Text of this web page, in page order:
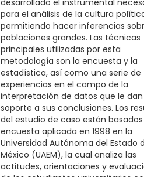
desarrollado el instrumental
para el análisis de la cultura
permitiendo hacer inferencias
poblaciones grandes. Las técnicas
principales utilizadas por esta
metodología son la encuesta y la
estadística, así como una serie de
experiencias en el campo de la
interpretación de datos que le dan
soporte a sus conclusiones. Los
del estudio de caso están
encuesta aplicada en 1998 en la
Universidad Autónoma del Estado
México (UAEM), la cual analiza las
actitudes, orientaciones y